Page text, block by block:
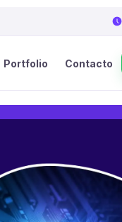
Portfolio Contacto